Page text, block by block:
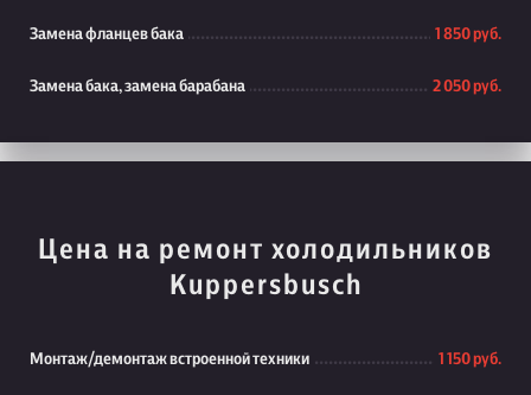
Замена фланцев бака 1 850 руб.
Замена бака, замена барабана 2 050 руб.
Цена на ремонт холодильников
Kuppersbusch
Монтаж/демонтаж встроенной техники 1 150 руб.